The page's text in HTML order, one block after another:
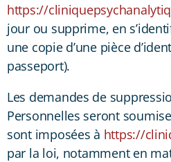
https://
jour ou supprime, en
une copie d’une pièce
passeport).
Les demandes de
Personnelles seront
sont imposées à https://
par la loi, notamment en